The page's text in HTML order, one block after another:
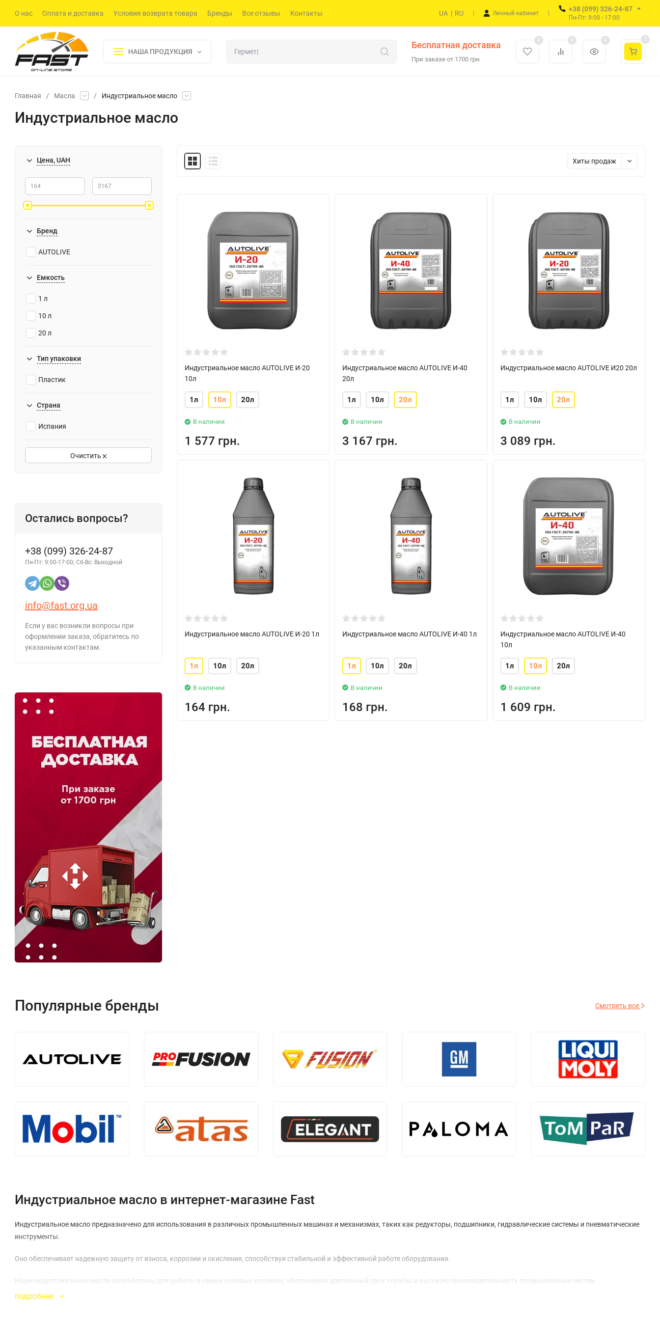
О нас Оплата и доставка Условия возврата товара Бренды Все отзывы Контакты UA | RU Личный кабинет
+38 (099) 326-24-87
Пн-Пт: 9:00 - 17:00
НАША ПРОДУКЦИЯ
Бесплатная доставка
При заказе от 1700 грн
0 0 0 0
Главная / Масла / Индустриальное масло
Индустриальное масло
Цена, UAH
Бренд
AUTOLIVE
Емкость
1 л
10 л
20 л
Тип упаковки
Пластик
Страна
Испания
Очистить
Остались вопросы?
+38 (099) 326-24-87
Пн-Пт: 9:00-17:00; Сб-Вс: Выходной
info@fast.org.ua
Если у вас возникли вопросы при
оформлении заказа, обратитесь по
указанным контактам.
Хиты продаж
Индустриальное масло AUTOLIVE И-20
10л
1л 10л 20л
В наличии
1 577 грн.
Индустриальное масло AUTOLIVE И-40
20л
1л 10л 20л
В наличии
3 167 грн.
Индустриальное масло AUTOLIVE И20 20л
1л 10л 20л
В наличии
3 089 грн.
Индустриальное масло AUTOLIVE И-20 1л
1л 10л 20л
В наличии
164 грн.
Индустриальное масло AUTOLIVE И-40 1л
1л 10л 20л
В наличии
168 грн.
Индустриальное масло AUTOLIVE И-40
10л
1л 10л 20л
В наличии
1 609 грн.
Популярные бренды Смотреть все
Индустриальное масло в интернет-магазине Fast
Индустриальное масло предназначено для использования в различных промышленных машинах и механизмах, таких как редукторы, подшипники, гидравлические системы и пневматические
инструменты.
Оно обеспечивает надежную защиту от износа, коррозии и окисления, способствуя стабильной и эффективной работе оборудования.
Наши индустриальные масла разработаны для работы в самых суровых условиях, обеспечивая длительный срок службы и высокую производительность промышленных систем.
Использование качественного индустриального масла позволяет снизить расходы на обслуживание и ремонт оборудования, повышая его эффективность и надежность.
подробнее